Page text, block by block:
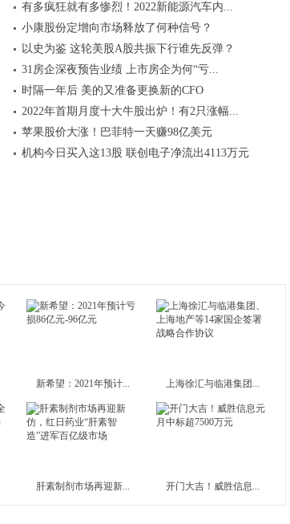
有多疯狂就有多惨烈！2022新能源汽车内...
小康股份定增向市场释放了何种信号？
以史为鉴 这轮美股A股共振下行谁先反弹？
31房企深夜预告业绩 上市房企为何“亏...
时隔一年后 美的又准备更换新的CFO
2022年首期月度十大牛股出炉！有2只涨幅...
苹果股价大涨！巴菲特一天赚98亿美元
机构今日买入这13股 联创电子净流出4113万元
新希望：2021年预计... 上海徐汇与临港集团...
肝素制剂市场再迎新... 开门大吉！威胜信息...